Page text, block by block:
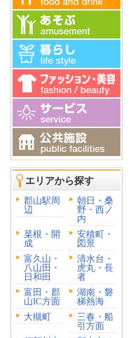
エリアから探す
郡山駅周
辺
朝日・桑
野・西ノ
内
菜根・開
成
安積町・
図景
富久山・
八山田・
日和田
清水台・
虎丸・長
者
富田・郡
山IC方面
湖南・磐
梯熱海
大槻町
三春・船
引方面